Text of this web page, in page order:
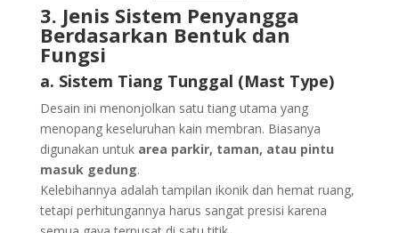
3. Jenis Sistem Penyangga
Berdasarkan Bentuk dan
Fungsi
a. Sistem Tiang Tunggal (Mast Type)
Desain ini menonjolkan satu tiang utama yang
menopang keseluruhan kain membran. Biasanya
digunakan untuk area parkir, taman, atau pintu
masuk gedung.
Kelebihannya adalah tampilan ikonik dan hemat ruang,
tetapi perhitungannya harus sangat presisi karena